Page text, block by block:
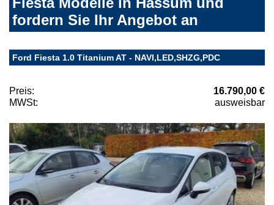
fordern Sie Ihr Angebot an
Ford Fiesta 1.0 Titanium AT - NAVI,LED,SHZG,PDC
Preis:
16.790,00 €
MWSt:
ausweisbar